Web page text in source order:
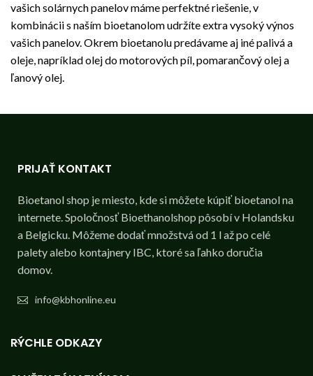
vašich solárnych panelov máme perfektné riešenie, v
kombinácii s naším bioetanolom udržíte extra vysoký výnos
vašich panelov. Okrem bioetanolu predávame aj iné palivá a
oleje, napríklad olej do motorových píl, pomarančový olej a
ľanový olej.
PRIJAŤ KONTAKT
Bioetanol shop je miesto, kde si môžete kúpiť bioetanol na
internete. Spoločnosť Bioethanolshop pôsobí v Holandsku
a Belgicku. Môžeme dodať množstvá od 1 l až po celé
palety alebo kontajnery IBC, ktoré sa ľahko doručia
domov.
info@kbhonline.eu
RÝCHLE ODKAZY